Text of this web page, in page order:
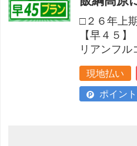
□２６年上
【早４５
リアンフル
現地払い
ポイン